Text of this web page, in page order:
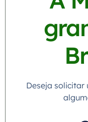
Deseja